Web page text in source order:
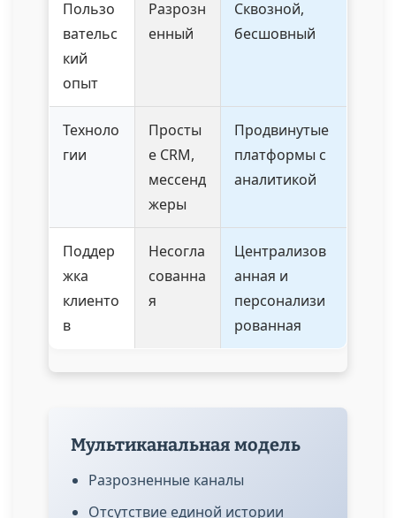
Пользо
вательс
кий
опыт
Разрозн
енный
Сквозной,
бесшовный
Техноло
гии
Просты
е CRM,
мессенд
жеры
Продвинутые
платформы с
аналитикой
Поддер
жка
клиенто
в
Несогла
сованна
я
Централизов
анная и
персонализи
рованная
Мультиканальная модель
Разрозненные каналы
Отсутствие единой истории